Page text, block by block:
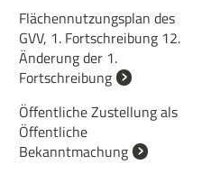
Flächennutzungsplan des
GVV, 1. Fortschreibung 12.
Änderung der 1.
Fortschreibung
Öffentliche Zustellung als
Öffentliche
Bekanntmachung